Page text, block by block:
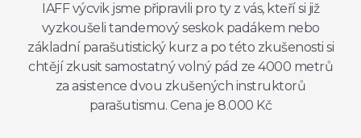
IAFF výcvik jsme připravili pro ty z vás, kteří si již
vyzkoušeli tandemový seskok padákem nebo
základní parašutistický kurz a po této zkušenosti si
chtějí zkusit samostatný volný pád ze 4000 metrů
za asistence dvou zkušených instruktorů
parašutismu. Cena je 8.000 Kč